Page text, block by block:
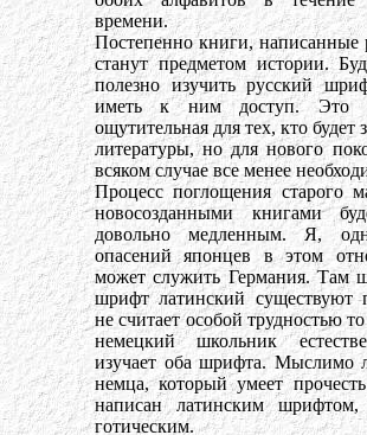
времени.
Постепенно книги, написанные
станут предметом истории.
полезно изучить русский
иметь к ним доступ. Это
ощутительная для тех, кто будет
литературы, но для нового
всяком случае все менее
Процесс поглощения старого
новосозданными книгами
довольно медленным. Я,
опасений японцев в этом
может служить Германия. Там
шрифт латинский существуют
не считает особой трудностью
немецкий школьник
изучает оба шрифта. Мыслимо
немца, который умеет
написан латинским
готическим.